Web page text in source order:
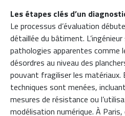
Les étapes clés d’un
Le processus d’évaluation
détaillée du bâtiment.
pathologies apparentes comme
désordres au niveau des
pouvant fragiliser les
techniques sont menées,
mesures de résistance ou
modélisation numérique. À